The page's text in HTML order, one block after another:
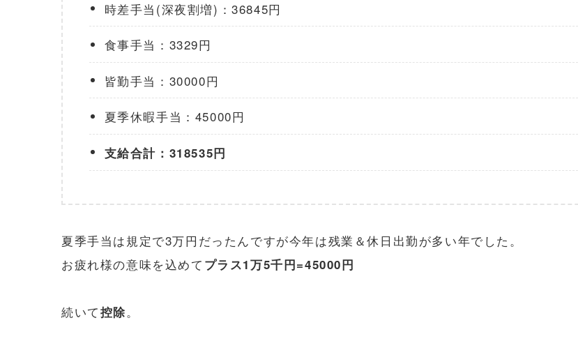
時差手当(深夜割増)：36845円
食事手当：3329円
皆勤手当：30000円
夏季休暇手当：45000円
支給合計：318535円
夏季手当は規定で3万円だったんですが今年は残業＆休日出勤が多い年でした。
お疲れ様の意味を込めて プラス1万5千円=45000円
続いて控除。